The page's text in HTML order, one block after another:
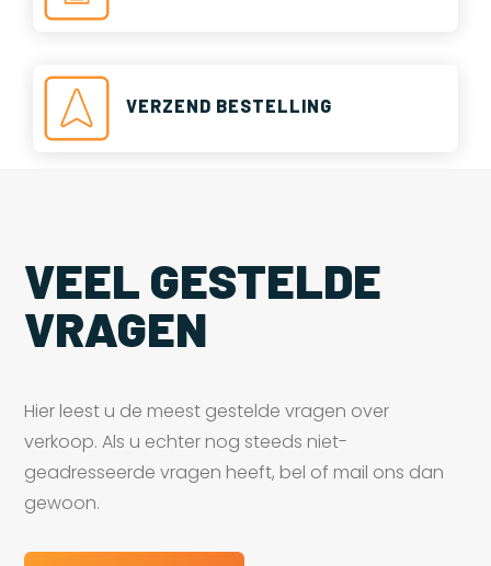
VERZEND BESTELLING
VEEL GESTELDE
VRAGEN
Hier leest u de meest gestelde vragen over
verkoop. Als u echter nog steeds niet-
geadresseerde vragen heeft, bel of mail ons dan
gewoon.